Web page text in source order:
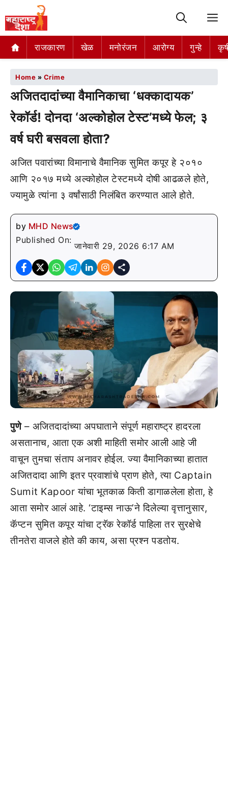
राजकारण खेळ मनोरंजन आरोग्य गुन्हे
Home » Crime
अजितदादांच्या वैमानिकाचा ‘धक्कादायक’
रेकॉर्ड! दोनदा ‘अल्कोहोल टेस्ट’मध्ये फेल; ३
वर्ष घरी बसवला होता?
अजित पवारांच्या विमानाचे वैमानिक सुमित कपूर हे २०१०
आणि २०१७ मध्ये अल्कोहोल टेस्टमध्ये दोषी आढळले होते,
ज्यामुळे त्यांना ३ वर्षांसाठी निलंबित करण्यात आले होते.
by MHD News
Published On:
जानेवारी 29, 2026 6:17 AM
पुणे– अजितदादांच्या अपघाताने संपूर्ण महाराष्ट्र हादरला
असतानाच, आता एक अशी माहिती समोर आली आहे जी
वाचून तुमचा संताप अनावर होईल. ज्या वैमानिकाच्या हातात
अजितदादा आणि इतर प्रवाशांचे प्राण होते, त्या Captain
Sumit Kapoor यांचा भूतकाळ किती डागाळलेला होता, हे
आता समोर आलं आहे. ‘टाइम्स नाऊ’ने दिलेल्या वृत्तानुसार,
कॅप्टन सुमित कपूर यांचा ट्रॅक रेकॉर्ड पाहिला तर सुरक्षेचे
तीनतेरा वाजले होते की काय, असा प्रश्न पडतोय.